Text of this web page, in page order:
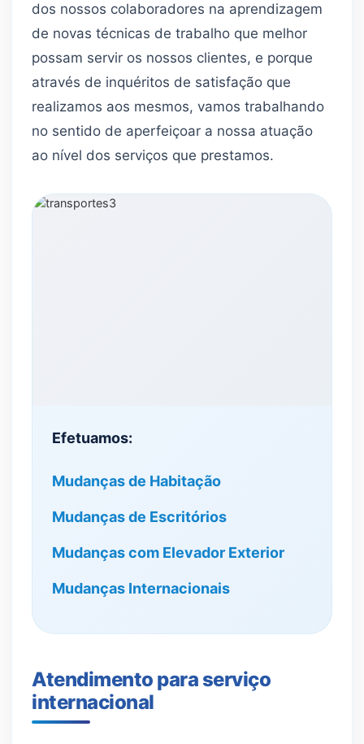
dos nossos colaboradores na aprendizagem
de novas técnicas de trabalho que melhor
possam servir os nossos clientes, e porque
através de inquéritos de satisfação que
realizamos aos mesmos, vamos trabalhando
no sentido de aperfeiçoar a nossa atuação
ao nível dos serviços que prestamos.
Efetuamos:
Mudanças de Habitação
Mudanças de Escritórios
Mudanças com Elevador Exterior
Mudanças Internacionais
Atendimento para serviço
internacional